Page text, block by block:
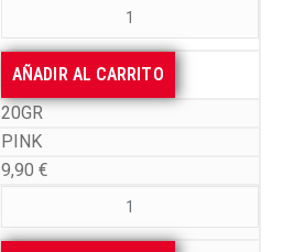
AÑADIR AL CARRITO
20GR
PINK
9,90 €